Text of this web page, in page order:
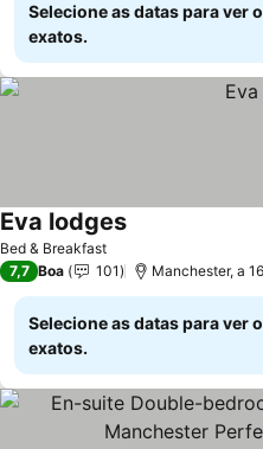
Selecione as datas para ver
exatos.
Bed & Breakfast
Eva lodges
7,7 Boa 101 Manchester, a
Selecione as datas para ver
exatos.